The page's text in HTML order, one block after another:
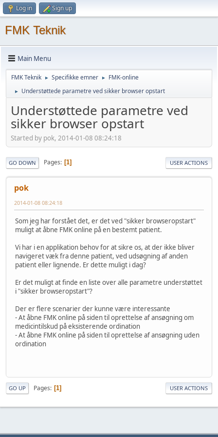
Log in Sign up
FMK Teknik
Main Menu
FMK Teknik ► Specifikke emner ► FMK-online
► Understøttede parametre ved sikker browser opstart
Understøttede parametre ved
sikker browser opstart
Started by pok, 2014-01-08 08:24:18
GO DOWN Pages 1 USER ACTIONS
pok
2014-01-08 08:24:18
Som jeg har forstået det, er det ved "sikker browseropstart"
muligt at åbne FMK online på en bestemt patient.
Vi har i en applikation behov for at sikre os, at der ikke bliver
navigeret væk fra denne patient, ved udsøgning af anden
patient eller lignende. Er dette muligt i dag?
Er det muligt at finde en liste over alle parametre understøttet
i "sikker browseropstart"?
Der er flere scenarier der kunne være interessante
- At åbne FMK online på siden til oprettelse af ansøgning om
medicintilskud på eksisterende ordination
- At åbne FMK online på siden til oprettelse af ansøgning uden
ordination
GO UP Pages 1 USER ACTIONS